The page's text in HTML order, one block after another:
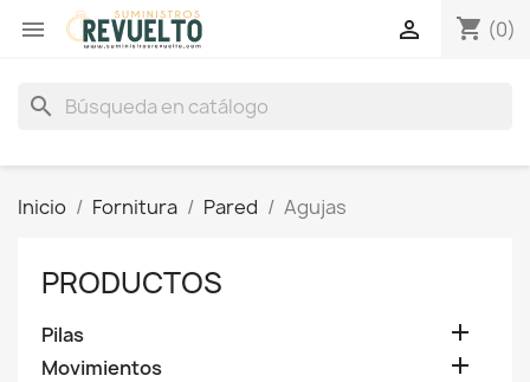
 shopping_cart (0)

search
Inicio Fornitura Pared Agujas
PRODUCTOS
Pilas 
Movimientos 